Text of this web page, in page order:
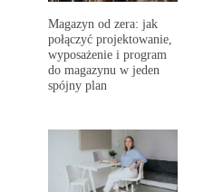
Magazyn od zera: jak
połączyć projektowanie,
wyposażenie i program
do magazynu w jeden
spójny plan